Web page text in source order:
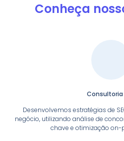
Conheça
Consultoria
Desenvolvemos estratégias de
negócio, utilizando análise de
chave e otimização on-